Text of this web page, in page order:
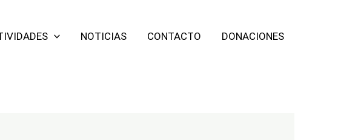
NOTICIAS CONTACTO DONACIONES